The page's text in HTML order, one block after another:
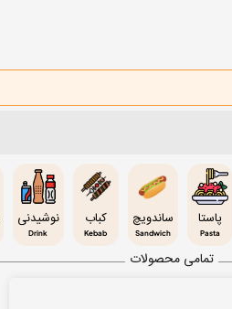
پاستا
Pasta
ساندویچ
Sandwich
کباب
Kebab
نوشیدنی
Drink
تمامی محصولات